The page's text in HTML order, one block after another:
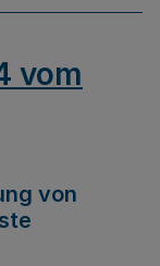
vom
von